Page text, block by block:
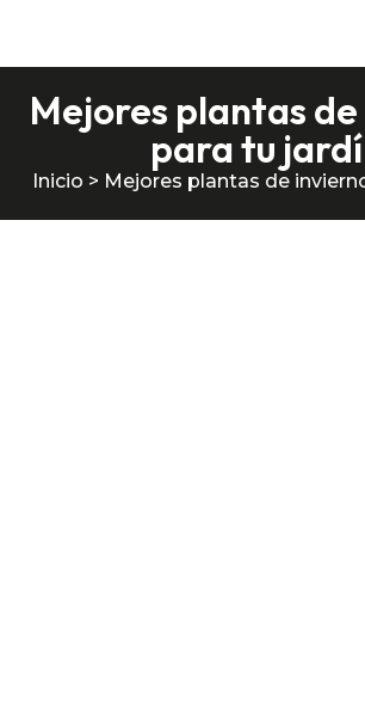
Mejores plantas
para tu
Inicio > Mejores plantas de